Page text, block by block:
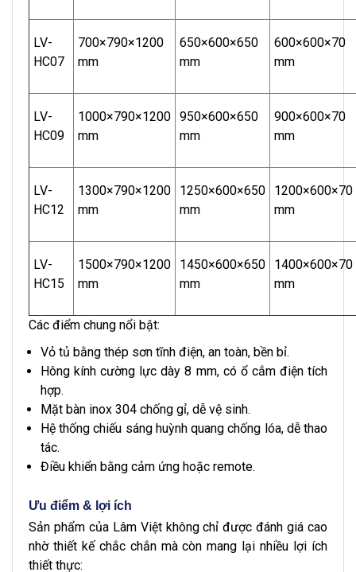
LV-
HC07
700×790×1200
mm
650×600×650
mm
600×600×70
mm
LV-
HC09
1000×790×1200
mm
950×600×650
mm
900×600×70
mm
LV-
HC12
1300×790×1200
mm
1250×600×650
mm
1200×600×70
mm
LV-
HC15
1500×790×1200
mm
1450×600×650
mm
1400×600×70
mm
Các điểm chung nổi bật:
Vỏ tủ bằng thép sơn tĩnh điện, an toàn, bền bỉ.
Hông kính cường lực dày 8 mm, có ổ cắm điện tích
hợp.
Mặt bàn inox 304 chống gỉ, dễ vệ sinh.
Hệ thống chiếu sáng huỳnh quang chống lóa, dễ thao
tác.
Điều khiển bằng cảm ứng hoặc remote.
Ưu điểm & lợi ích
Sản phẩm của Lâm Việt không chỉ được đánh giá cao
nhờ thiết kế chắc chắn mà còn mang lại nhiều lợi ích
thiết thực: